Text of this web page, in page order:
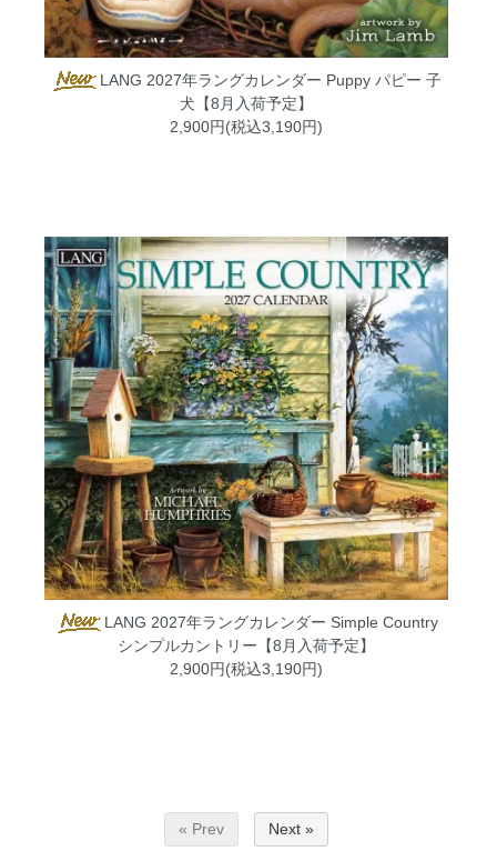
LANG 2027年ラングカレンダー Puppy パピー 子
犬【8月入荷予定】
2,900円(税込3,190円)
LANG 2027年ラングカレンダー Simple Country
シンプルカントリー【8月入荷予定】
2,900円(税込3,190円)
« Prev Next »